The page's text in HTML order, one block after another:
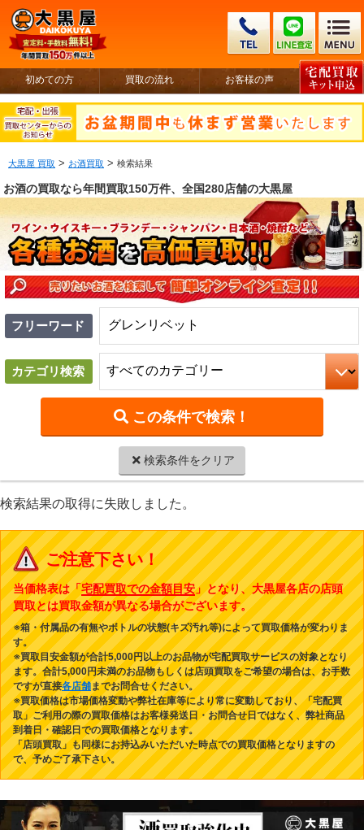
初めての方 買取の流れ お客様の声
大黒屋 買取 > お酒買取 > 検索結果
お酒の買取なら年間買取150万件、全国280店舗の大黒屋
フリーワード
カテゴリ検索
検索条件をクリア
検索結果の取得に失敗しました。
ご注意下さい！
当価格表は「 宅配買取での金額目安」となり、大黒屋各店の店頭
買取とは買取金額が異なる場合がございます。
※箱・付属品の有無やボトルの状態(キズ汚れ等)によって買取価格が変わりま
す。
※買取目安金額が合計5,000円以上のお品物が宅配買取サービスの対象となり
ます。合計5,000円未満のお品物もしくは店頭買取をご希望の場合は、お手数
ですが直接各店舗までお問合せください。
※買取価格は市場価格変動や弊社在庫等により常に変動しており、「宅配買
取」ご利用の際の買取価格はお客様発送日・お問合せ日ではなく、弊社商品
到着日・確認日での買取価格となります。
「店頭買取」も同様にお持込みいただいた時点での買取価格となりますの
で、予めご了承下さい。